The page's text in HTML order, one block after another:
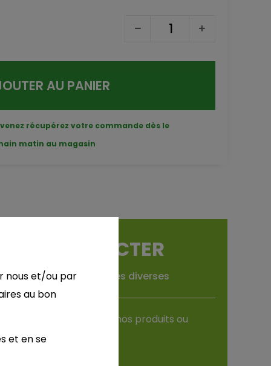
AU PANIER
récupérez votre commande dès le
matin au magasin
CONTACTER
demandes diverses
avez une question sur nos produits ou
sytème de livraison ?
nous et/ou par
au bon
et en se